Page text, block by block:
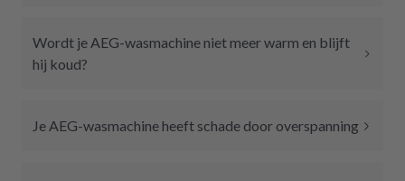
Wordt je AEG-wasmachine niet meer warm en blijft
hij koud?
Je AEG-wasmachine heeft schade door overspanning